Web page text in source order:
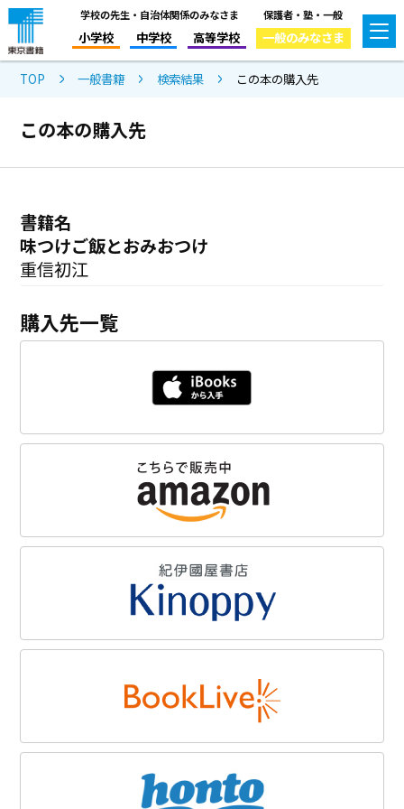
学校の先生・自治体関係のみなさま
小学校 中学校 高等学校
保護者・塾・一般
一般のみなさま
TOP 一般書籍 検索結果 この本の購入先
この本の購入先
書籍名
味つけご飯とおみおつけ
重信初江
購入先一覧